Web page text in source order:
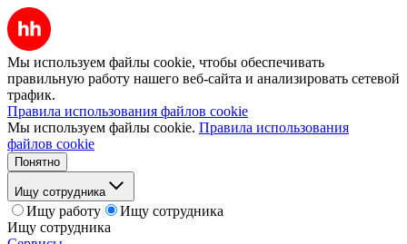
Мы используем файлы cookie, чтобы обеспечивать
правильную работу нашего веб-сайта и анализировать сетевой
трафик.
Правила использования файлов cookie
Мы используем файлы cookie. Правила использования
файлов cookie
Понятно
Ищу сотрудника
Ищу работу
Ищу сотрудника
Ищу сотрудника